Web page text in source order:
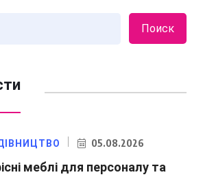
Поиск
05.08.2026
меблі для персоналу та